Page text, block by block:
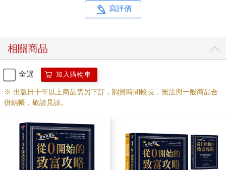
寫評價
相關商品
全選 加入購物車
※ 出版日十年以上商品需另下訂，調貨時間較長，無法與一般商品合
併結帳，敬請見諒。